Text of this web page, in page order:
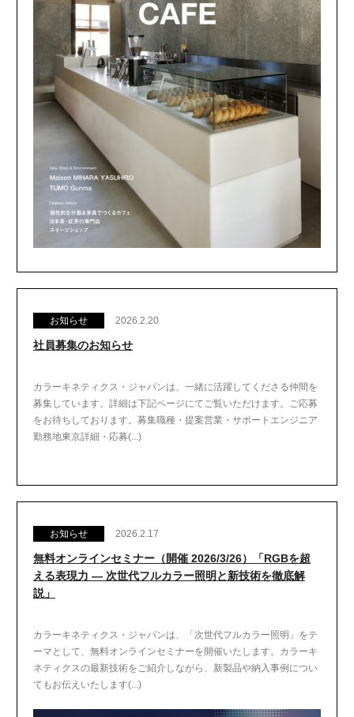
お知らせ 2026.2.20
社員募集のお知らせ
カラーキネティクス・ジャパンは、一緒に活躍してくださる仲間を
募集しています。詳細は下記ページにてご覧いただけます。ご応募
をお待ちしております。募集職種・提案営業・サポートエンジニア
勤務地東京詳細・応募(...)
お知らせ 2026.2.17
無料オンラインセミナー（開催 2026/3/26）「RGBを超
える表現力 ― 次世代フルカラー照明と新技術を徹底解
説」
カラーキネティクス・ジャパンは、「次世代フルカラー照明」をテ
ーマとして、無料オンラインセミナーを開催いたします。カラーキ
ネティクスの最新技術をご紹介しながら、新製品や納入事例につい
てもお伝えいたします(...)